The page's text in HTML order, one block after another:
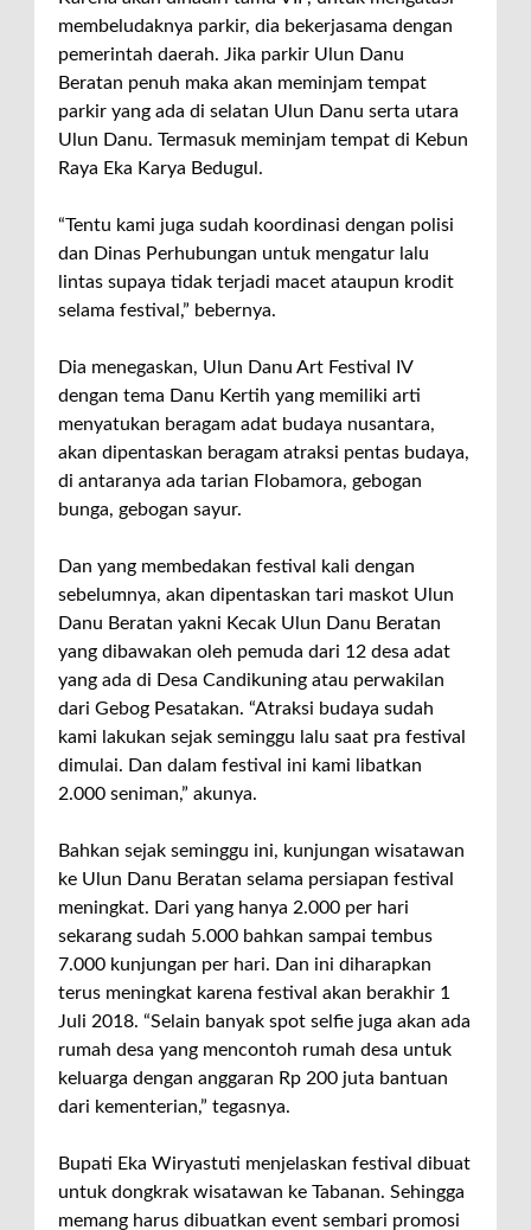
membeludaknya parkir, dia bekerjasama dengan
pemerintah daerah. Jika parkir Ulun Danu
Beratan penuh maka akan meminjam tempat
parkir yang ada di selatan Ulun Danu serta utara
Ulun Danu. Termasuk meminjam tempat di Kebun
Raya Eka Karya Bedugul.
“Tentu kami juga sudah koordinasi dengan polisi
dan Dinas Perhubungan untuk mengatur lalu
lintas supaya tidak terjadi macet ataupun krodit
selama festival,” bebernya.
Dia menegaskan, Ulun Danu Art Festival IV
dengan tema Danu Kertih yang memiliki arti
menyatukan beragam adat budaya nusantara,
akan dipentaskan beragam atraksi pentas budaya,
di antaranya ada tarian Flobamora, gebogan
bunga, gebogan sayur.
Dan yang membedakan festival kali dengan
sebelumnya, akan dipentaskan tari maskot Ulun
Danu Beratan yakni Kecak Ulun Danu Beratan
yang dibawakan oleh pemuda dari 12 desa adat
yang ada di Desa Candikuning atau perwakilan
dari Gebog Pesatakan. “Atraksi budaya sudah
kami lakukan sejak seminggu lalu saat pra festival
dimulai. Dan dalam festival ini kami libatkan
2.000 seniman,” akunya.
Bahkan sejak seminggu ini, kunjungan wisatawan
ke Ulun Danu Beratan selama persiapan festival
meningkat. Dari yang hanya 2.000 per hari
sekarang sudah 5.000 bahkan sampai tembus
7.000 kunjungan per hari. Dan ini diharapkan
terus meningkat karena festival akan berakhir 1
Juli 2018. “Selain banyak spot selfie juga akan ada
rumah desa yang mencontoh rumah desa untuk
keluarga dengan anggaran Rp 200 juta bantuan
dari kementerian,” tegasnya.
Bupati Eka Wiryastuti menjelaskan festival dibuat
untuk dongkrak wisatawan ke Tabanan. Sehingga
memang harus dibuatkan event sembari promosi